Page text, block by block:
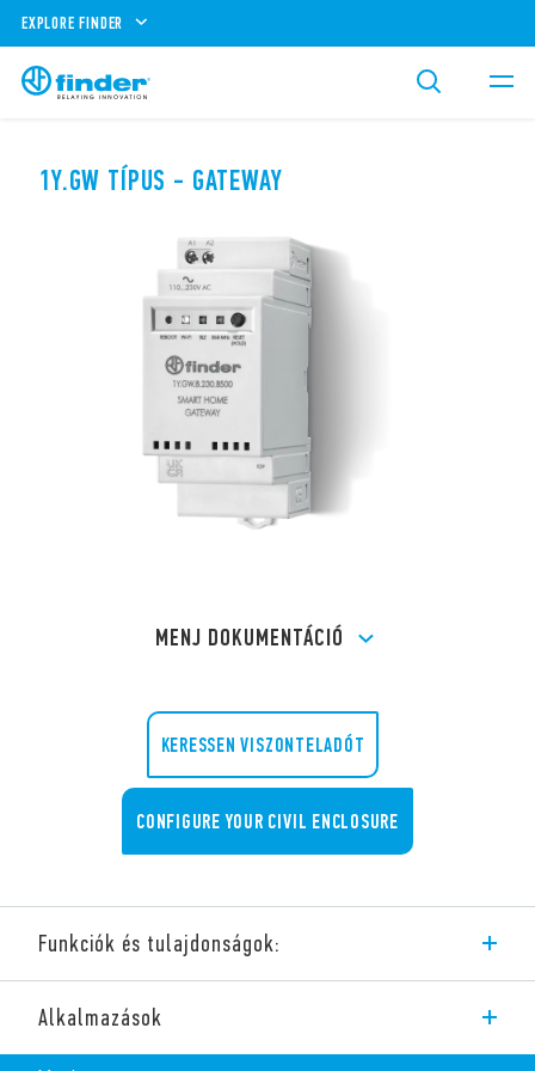
EXPLORE FINDER
1Y.GW TÍPUS - GATEWAY
MENJ DOKUMENTÁCIÓ
KERESSEN VISZONTELADÓT
CONFIGURE YOUR CIVIL ENCLOSURE
Funkciók és tulajdonságok:
alkalmazható a YESLY-rendszerrel és a BLISS2 okos
Alkalmazások